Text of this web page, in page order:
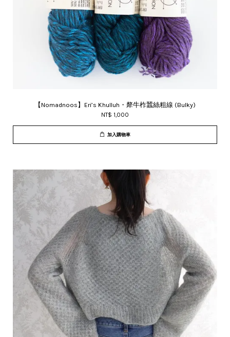
【Nomadnoos】Eri’s Khulluh・犛牛柞蠶絲粗線 (Bulky)
NT$ 1,000
加入購物車